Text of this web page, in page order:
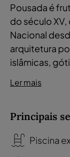
Pousada é
do século
Nacional
arquitetura
islâmicas,
Ler mais
Principais
Piscina